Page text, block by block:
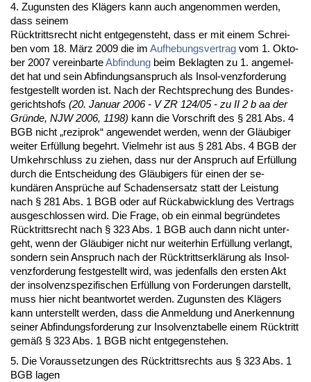
4. Zu­guns­ten des Klägers kann auch an­ge­nom­men wer­den,
dass sei­nem
Rück­tritts­recht nicht ent­ge­gen­steht, dass er mit ei­nem Schrei­
ben vom 18. März 2009 die im Auf­he­bungs­ver­trag vom 1. Ok­to­
ber 2007 ver­ein­bar­teAb­fin­dung beim Be­klag­ten zu 1. an­ge­mel­
det hat und sein Ab­fin­dungs­an­spruch als In­sol-venz­for­de­rung
fest­ge­stellt wor­den ist. Nach der Recht­spre­chung des Bun­des­
ge­richts­hofs (20. Ja­nu­ar 2006 - V ZR 124/05 - zu II 2 b aa der
Gründe, NJW 2006, 1198) kann die Vor­schrift des § 281 Abs. 4
BGB nicht „re­zi­prok“ an­ge­wen­det wer­den, wenn der Gläubi­ger
wei­ter Erfüllung be­gehrt. Viel­mehr ist aus § 281 Abs. 4 BGB der
Um­kehr­schluss zu zie­hen, dass nur der An­spruch auf Erfüllung
durch die Ent­schei­dung des Gläubi­gers für ei­nen der se­
kundären Ansprüche auf Scha­dens­er­satz statt der Leis­tung
nach § 281 Abs. 1 BGB oder auf Rück­ab­wick­lung des Ver­trags
aus­ge­schlos­sen wird. Die Fra­ge, ob ein ein­mal be­gründe­tes
Rück­tritts­recht nach § 323 Abs. 1 BGB auch dann nicht un­ter­
geht, wenn der Gläubi­ger nicht nur wei­ter­hin Erfüllung ver­langt,
son­dern sein An­spruch nach der Rück­tritts­erklärung als In­sol­
venz­for­de­rung fest­ge­stellt wird, was je­den­falls den ers­ten Akt
der in­sol­venz­spe­zi­fi­schen Erfüllung von For­de­run­gen dar­stellt,
muss hier nicht be­ant­wor­tet wer­den. Zu­guns­ten des Klägers
kann un­ter­stellt wer­den, dass die An­mel­dung und An­er­ken­nung
sei­ner Ab­fin­dungs­for­de­rung zur In­sol­venz­ta­bel­le ei­nem Rück­tritt
gemäß § 323 Abs. 1 BGB nicht ent­ge­gen­ste­hen.
5. Die Vor­aus­set­zun­gen des Rück­tritts­rechts aus § 323 Abs. 1
BGB la­gen